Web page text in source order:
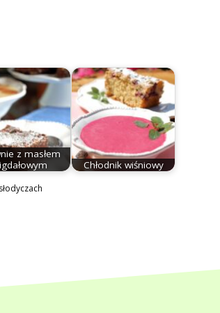
z masłem
Chłodnik wiśniowy